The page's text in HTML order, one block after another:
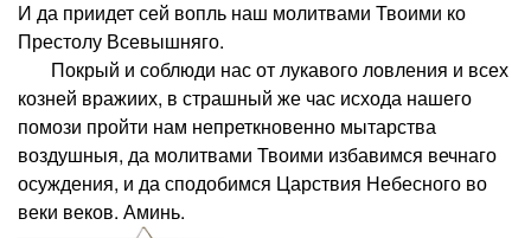
И да приидет сей вопль наш молитвами Твоими ко
Престолу Всевышняго.
Покрый и соблюди нас от лукавого ловления и всех
козней вражиих, в страшный же час исхода нашего
помози пройти нам непреткновенно мытарства
воздушныя, да молитвами Твоими избавимся вечнаго
осуждения, и да сподобимся Царствия Небесного во
веки веков. Аминь.